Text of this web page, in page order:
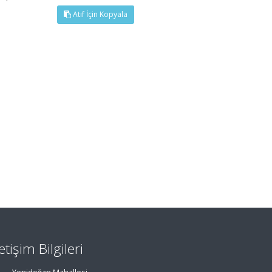
Atıf İçin Kopyala
Bilgileri